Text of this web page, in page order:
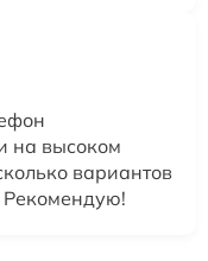
на высоком
вариантов
Рекомендую!